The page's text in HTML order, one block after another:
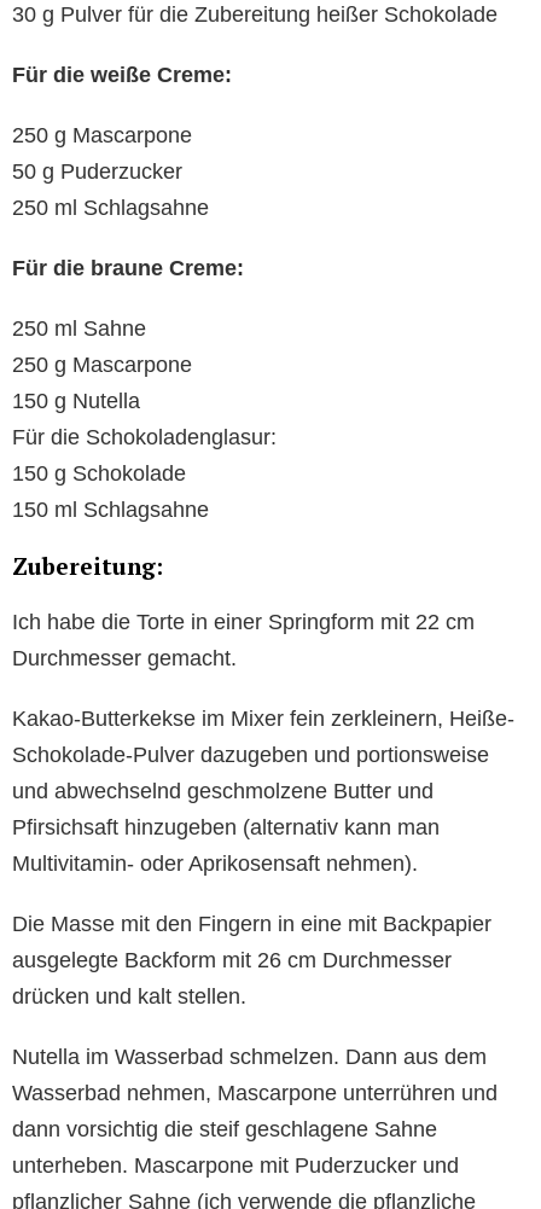
30 g Pulver für die Zubereitung heißer Schokolade
Für die weiße Creme:
250 g Mascarpone
50 g Puderzucker
250 ml Schlagsahne
Für die braune Creme:
250 ml Sahne
250 g Mascarpone
150 g Nutella
Für die Schokoladenglasur:
150 g Schokolade
150 ml Schlagsahne
Zubereitung:
Ich habe die Torte in einer Springform mit 22 cm
Durchmesser gemacht.
Kakao-Butterkekse im Mixer fein zerkleinern, Heiße-
Schokolade-Pulver dazugeben und portionsweise
und abwechselnd geschmolzene Butter und
Pfirsichsaft hinzugeben (alternativ kann man
Multivitamin- oder Aprikosensaft nehmen).
Die Masse mit den Fingern in eine mit Backpapier
ausgelegte Backform mit 26 cm Durchmesser
drücken und kalt stellen.
Nutella im Wasserbad schmelzen. Dann aus dem
Wasserbad nehmen, Mascarpone unterrühren und
dann vorsichtig die steif geschlagene Sahne
unterheben. Mascarpone mit Puderzucker und
pflanzlicher Sahne (ich verwende die pflanzliche